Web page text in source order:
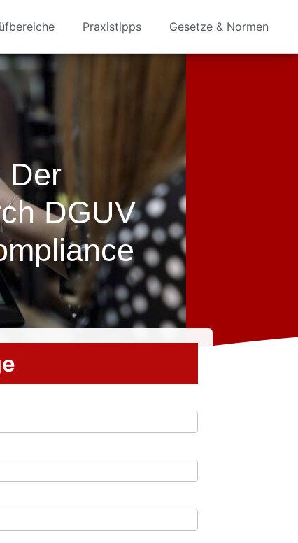
Praxistipps Gesetze & Normen
Der
DGUV